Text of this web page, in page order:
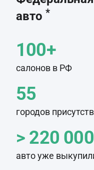
авто *
100+
салонов в РФ
55
городов
> 220 000
авто уже